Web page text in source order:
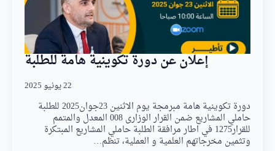
إعلان عن دورة تكوينية هامة للطلبة
22 يونيو 2025
دورة تكوينية هامة مبرمجة يوم الاثنين 23جوان2025 للطلبة
حاملي المشاريع ضمن القرار الوزارى 008 المعدل والمتمم
للقرار1275 في اطار مرافقة الطلبة حاملي المشاريع المبتكرة
وتثمين مخرجاتهم العلمية و العملية، تنظم…